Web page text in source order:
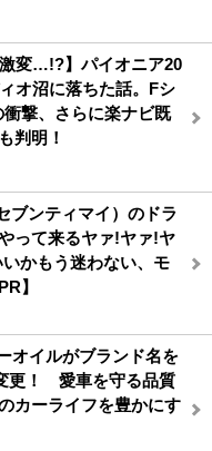
激変…!?】パイオニア20
オ沼に落ちた話。Fシ
撃、さらに楽ナビ既
判明！
ブンティマイ）のドラ
って来るヤァ!ヤァ!ヤ
かもう迷わない、モ
】
オイルがブランド名を
更！ 愛車を守る品質
カーライフを豊かにす